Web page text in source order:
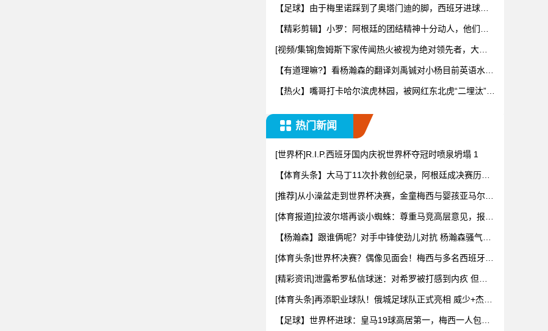
【足球】由于梅里诺踩到了奥塔门迪的脚，西班牙进球无
【精彩剪辑】小罗：阿根廷的团结精神十分动人，他们还
[视频/集锦]詹姆斯下家传闻热火被视为绝对领先者，大史
【有道理嘛?】看杨瀚森的翻译刘禹铖对小杨目前英语水平
【热火】嘴哥打卡哈尔滨虎林园，被网红东北虎“二埋汰”狠
热门新闻
[世界杯]R.I.P.西班牙国内庆祝世界杯夺冠时喷泉坍塌 1
【体育头条】大马丁11次扑救创纪录，阿根廷成决赛历史
[推荐]从小澡盆走到世界杯决赛，金童梅西与婴孩亚马尔的
[体育报道]拉波尔塔再谈小蜘蛛：尊重马竞高层意见，报价
【杨瀚森】跟谁俩呢？对手中锋使劲儿对抗 杨瀚森骚气转
[体育头条]世界杯决赛？偶像见面会！梅西与多名西班牙国
[精彩资讯]泄露希罗私信球迷：对希罗被打感到内疚 但私
[体育头条]再添职业球队！俄城足球队正式亮相 威少+杰伦
【足球】世界杯进球：皇马19球高居第一，梅西一人包揽